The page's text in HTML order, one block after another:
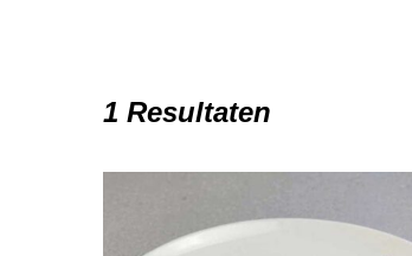
1 Resultaten